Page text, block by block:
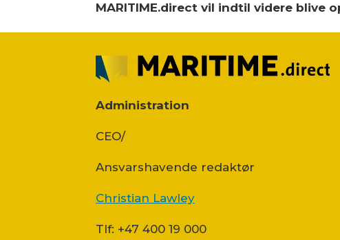
MARITIME.direct vil indtil videre blive
Administration
CEO/
Ansvars­havende redaktør
Christian Lawley
Tlf: +47 400 19 000